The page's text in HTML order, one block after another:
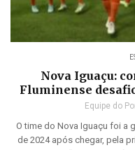
Nova Iguaçu:
Fluminense
Equipe do
O time do Nova Iguaçu foi a
de 2024 após chegar, pela